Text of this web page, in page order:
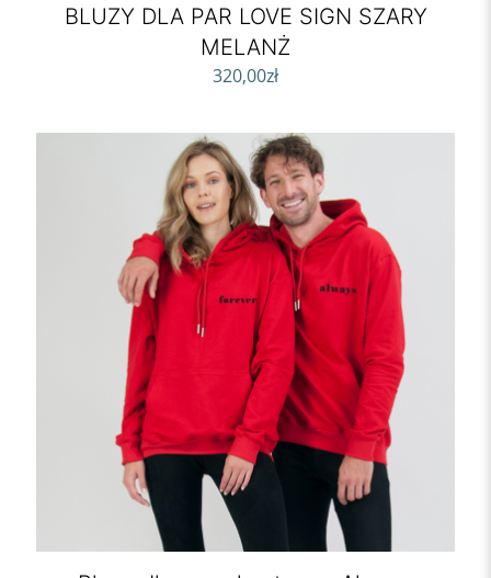
BLUZY DLA PAR LOVE SIGN SZARY
MELANŻ
320,00zł